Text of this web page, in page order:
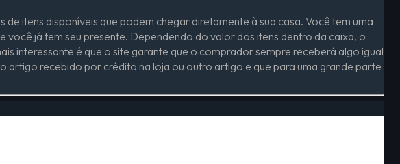
itens disponíveis que podem chegar diretamente à sua casa. Você tem uma
já tem seu presente. Dependendo do valor dos itens dentro da caixa, o
interessante é que o site garante que o comprador sempre receberá algo igual
artigo recebido por crédito na loja ou outro artigo e que para uma grande parte